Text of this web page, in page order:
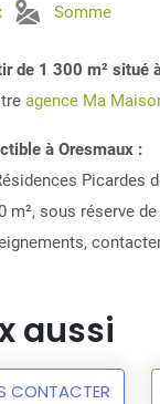
Somme
de 1 300 m² situé
agence Ma
à Oresmaux :
Picardes
m², sous réserve
aussi
CONTACTER